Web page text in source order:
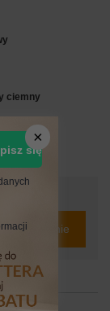
ciemny
Zadaj pytanie
się